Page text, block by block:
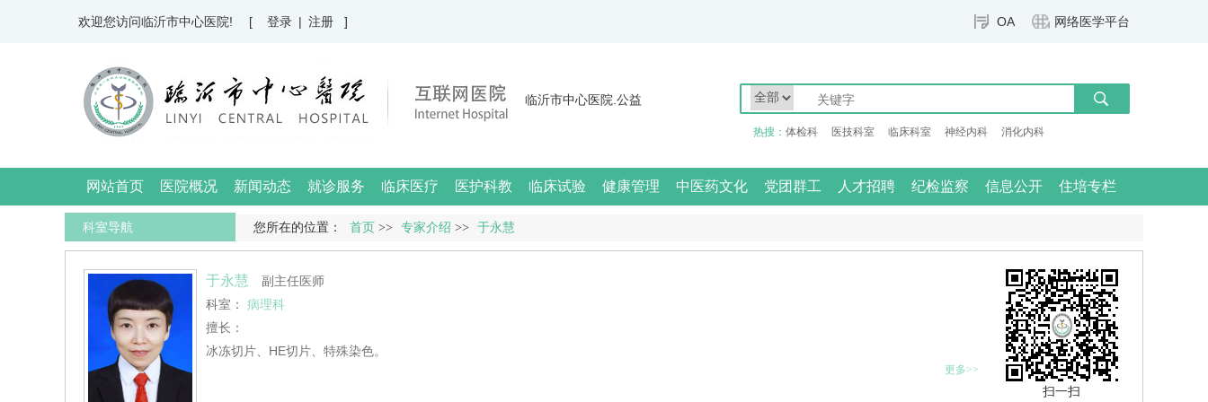
OA 网络医学平台
欢迎您访问临沂市中心医院! [ 登录 | 注册 ]
临沂市中心医院.公益
热搜： 体检科 医技科室 临床科室 神经内科 消化内科
网站首页 医院概况 新闻动态 就诊服务 临床医疗 医护科教 临床试验 健康管理 中医药文化 党团群工 人才招聘 纪检监察 信息公开 住培专栏
您所在的位置： 首页 >> 专家介绍 >> 于永慧
科室导航
于永慧
副主任医师
科室： 病理科
擅长：
冰冻切片、HE切片、特殊染色。
更多>>
扫一扫